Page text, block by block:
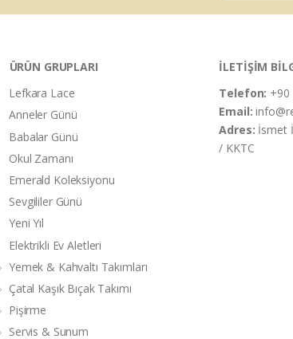
ÜRÜN GRUPLARI
Lefkara Lace
Anneler Günü
Babalar Günü
Okul Zamanı
Emerald Koleksiyonu
Sevgililer Günü
Yeni Yıl
Elektrikli Ev Aletleri
Yemek & Kahvaltı Takımları
Çatal Kaşık Bıçak Takımı
Pişirme
Servis & Sunum
İLETİŞİM
Telefon: +90
Email:
Adres: İsmet
/ KKTC